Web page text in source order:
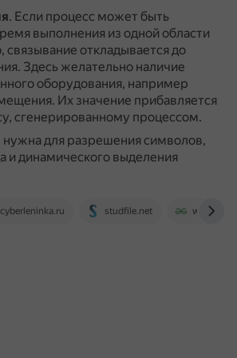
. Если процесс может быть
выполнения из одной области
связывание откладывается до
Здесь желательно наличие
оборудования, например
Их значение прибавляется
сгенерированному процессом.
нужна для разрешения символов,
и динамического выделения
cyberleninka.ru studfile.net